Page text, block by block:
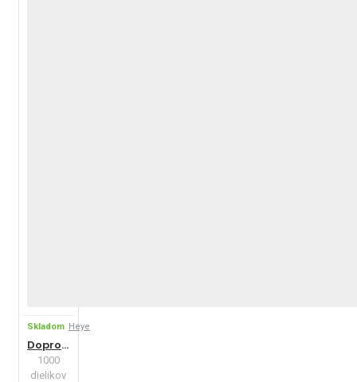
Skladom Heye
Doprovod
1000
dielikov